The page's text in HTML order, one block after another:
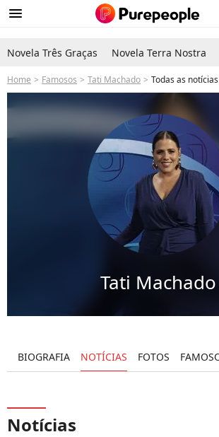
menu
Novela Três Graças Novela Terra Nostra
Home Famosos Tati Machado Todas as
Tati Machado
BIOGRAFIA NOTÍCIAS FOTOS
Notícias